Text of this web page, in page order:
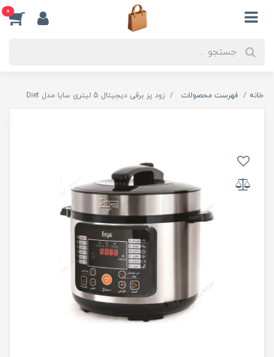
0
خانه فهرست محصولات زود پز برقی دیجیتال 5 لیتری سایا مدل Diet